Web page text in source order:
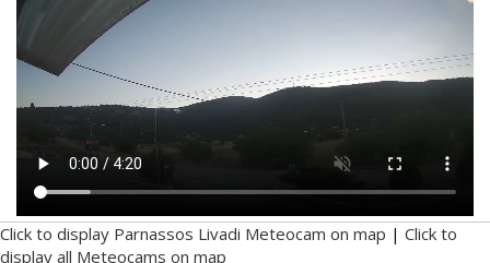
Click to display Parnassos Livadi Meteocam on map | Click to
display all Meteocams on map